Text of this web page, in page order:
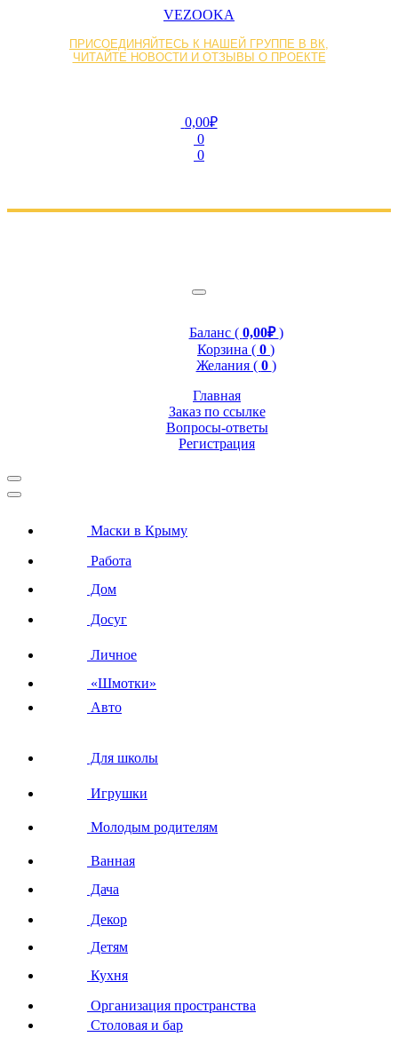
VEZOOKA
ПРИСОЕДИНЯЙТЕСЬ К НАШЕЙ ГРУППЕ В ВК,
ЧИТАЙТЕ НОВОСТИ И ОТЗЫВЫ О ПРОЕКТЕ
0,00₽
0
0
Баланс ( 0,00₽)
Корзина ( 0 )
Желания ( 0 )
Главная
Заказ по ссылке
Вопросы-ответы
Регистрация
Маски в Крыму
Работа
Дом
Досуг
Личное
«Шмотки»
Авто
Для школы
Игрушки
Молодым родителям
Ванная
Дача
Декор
Детям
Кухня
Организация пространства
Столовая и бар